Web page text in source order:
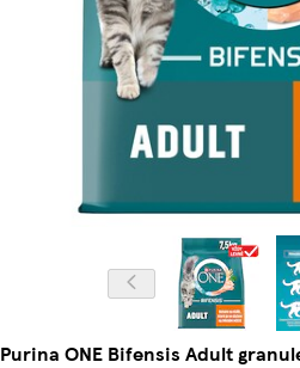
Purina ONE Bifensis Adult